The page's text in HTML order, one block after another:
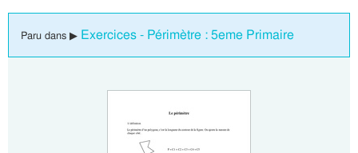
Paru dans ▶ Exercices - Périmètre : 5eme Primaire